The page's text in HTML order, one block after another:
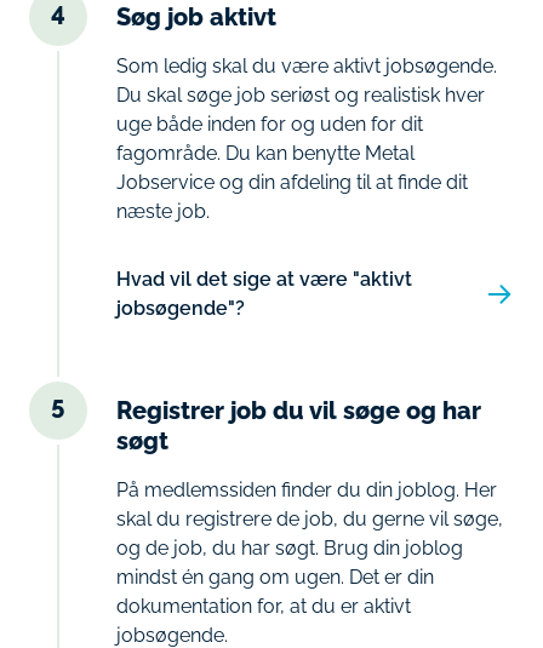
4 Søg job aktivt
Som ledig skal du være aktivt jobsøgende.
Du skal søge job seriøst og realistisk hver
uge både inden for og uden for dit
fagområde. Du kan benytte Metal
Jobservice og din afdeling til at finde dit
næste job.
Hvad vil det sige at være "aktivt
jobsøgende"?
5
Registrer job du vil søge og har
søgt
På medlemssiden finder du din joblog. Her
skal du registrere de job, du gerne vil søge,
og de job, du har søgt. Brug din joblog
mindst én gang om ugen. Det er din
dokumentation for, at du er aktivt
jobsøgende.